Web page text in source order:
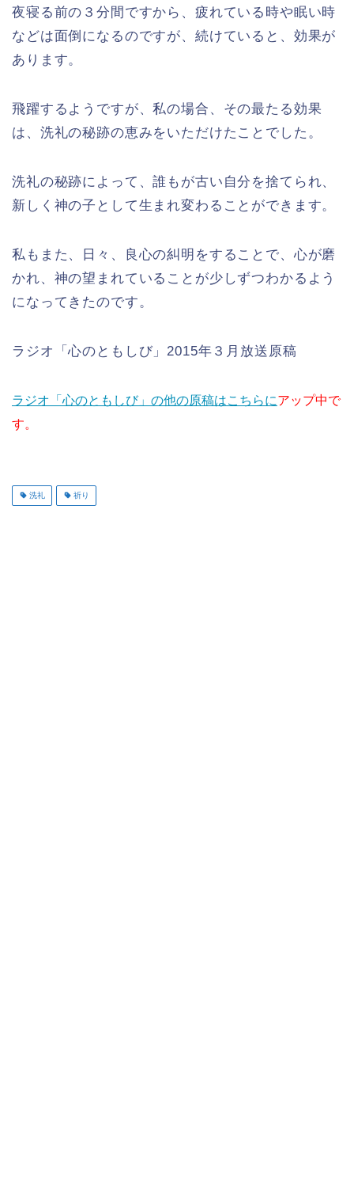
夜寝る前の３分間ですから、疲れている時や眠い時
などは面倒になるのですが、続けていると、効果が
あります。
飛躍するようですが、私の場合、その最たる効果
は、洗礼の秘跡の恵みをいただけたことでした。
洗礼の秘跡によって、誰もが古い自分を捨てられ、
新しく神の子として生まれ変わることができます。
私もまた、日々、良心の糾明をすることで、心が磨
かれ、神の望まれていることが少しずつわかるよう
になってきたのです。
ラジオ「心のともしび」2015年３月放送原稿
ラジオ「心のともしび」の他の原稿はこちらにアップ中で
す。
洗礼 祈り